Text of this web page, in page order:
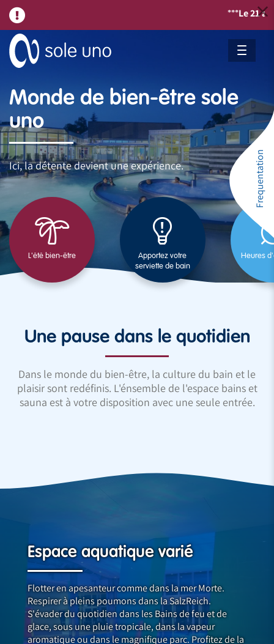
Le 21 août,nous
Monde de bien-être sole
uno
Ici, la détente devient une expérience.
L'été bien-être
Apportez votre
serviette de bain
Heures
Une pause dans le quotidien
Dans le monde du bien-être, la culture du bain et le
plaisir sont redéfinis. L'énsemble de l'espace bains et
sauna est à votre disposition avec une seule entrée.
Espace aquatique varié
Flotter en apesanteur comme dans la mer Morte.
Respirer à pleins poumons dans la SalzReich.
S'évader du quotidien dans les Bains de feu et de
glace, sous une pluie tropicale, dans la vapeur
aromatique ou dans le magnifique parc. Profitez de la
Frequentation